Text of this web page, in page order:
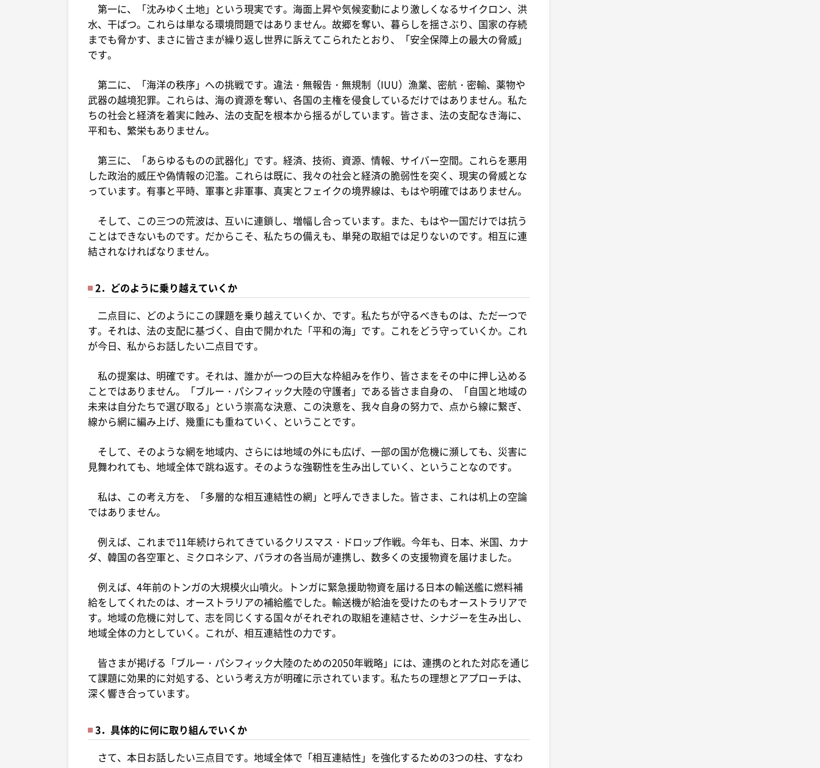
第一に、「沈みゆく土地」という現実です。海面上昇や気候変動により激しくなるサイクロン、洪
水、干ばつ。これらは単なる環境問題ではありません。故郷を奪い、暮らしを揺さぶり、国家の存続
までも脅かす、まさに皆さまが繰り返し世界に訴えてこられたとおり、「安全保障上の最大の脅威」
です。
第二に、「海洋の秩序」への挑戦です。違法・無報告・無規制（IUU）漁業、密航・密輸、薬物や
武器の越境犯罪。これらは、海の資源を奪い、各国の主権を侵食しているだけではありません。私た
ちの社会と経済を着実に蝕み、法の支配を根本から揺るがしています。皆さま、法の支配なき海に、
平和も、繁栄もありません。
第三に、「あらゆるものの武器化」です。経済、技術、資源、情報、サイバー空間。これらを悪用
した政治的威圧や偽情報の氾濫。これらは既に、我々の社会と経済の脆弱性を突く、現実の脅威とな
っています。有事と平時、軍事と非軍事、真実とフェイクの境界線は、もはや明確ではありません。
そして、この三つの荒波は、互いに連鎖し、増幅し合っています。また、もはや一国だけでは抗う
ことはできないものです。だからこそ、私たちの備えも、単発の取組では足りないのです。相互に連
結されなければなりません。
2．どのように乗り越えていくか
二点目に、どのようにこの課題を乗り越えていくか、です。私たちが守るべきものは、ただ一つで
す。それは、法の支配に基づく、自由で開かれた「平和の海」です。これをどう守っていくか。これ
が今日、私からお話したい二点目です。
私の提案は、明確です。それは、誰かが一つの巨大な枠組みを作り、皆さまをその中に押し込める
ことではありません。「ブルー・パシフィック大陸の守護者」である皆さま自身の、「自国と地域の
未来は自分たちで選び取る」という崇高な決意、この決意を、我々自身の努力で、点から線に繋ぎ、
線から網に編み上げ、幾重にも重ねていく、ということです。
そして、そのような網を地域内、さらには地域の外にも広げ、一部の国が危機に瀕しても、災害に
見舞われても、地域全体で跳ね返す。そのような強靭性を生み出していく、ということなのです。
私は、この考え方を、「多層的な相互連結性の網」と呼んできました。皆さま、これは机上の空論
ではありません。
例えば、これまで11年続けられてきているクリスマス・ドロップ作戦。今年も、日本、米国、カナ
ダ、韓国の各空軍と、ミクロネシア、パラオの各当局が連携し、数多くの支援物資を届けました。
例えば、4年前のトンガの大規模火山噴火。トンガに緊急援助物資を届ける日本の輸送艦に燃料補
給をしてくれたのは、オーストラリアの補給艦でした。輸送機が給油を受けたのもオーストラリアで
す。地域の危機に対して、志を同じくする国々がそれぞれの取組を連結させ、シナジーを生み出し、
地域全体の力としていく。これが、相互連結性の力です。
皆さまが掲げる「ブルー・パシフィック大陸のための2050年戦略」には、連携のとれた対応を通じ
て課題に効果的に対処する、という考え方が明確に示されています。私たちの理想とアプローチは、
深く響き合っています。
3．具体的に何に取り組んでいくか
さて、本日お話したい三点目です。地域全体で「相互連結性」を強化するための3つの柱、すなわ